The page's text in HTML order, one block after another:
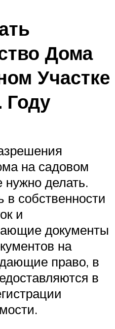
Дома
Участке
на садовом
нужно делать.
в собственности
и
документы
на
право, в
в